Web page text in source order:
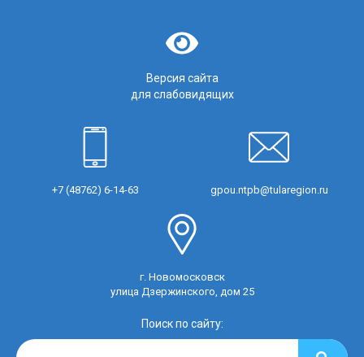
Версия сайта
для слабовидящих
+7 (48762) 6-14-63 gpou.ntpb@tularegion.ru
г. Новомосковск
улица Дзержинского, дом 25
Поиск по сайту: